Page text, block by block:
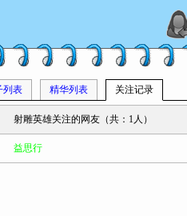
列表 精华列表 关注记录
射雕英雄关注的网友（共：1人）
益思行